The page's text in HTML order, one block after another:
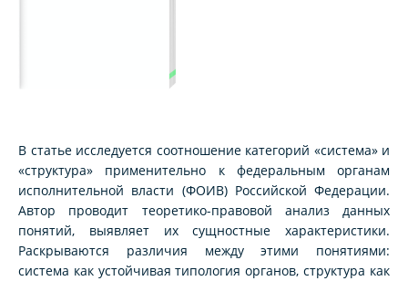
В статье исследуется соотношение категорий «система» и
«структура» применительно к федеральным органам
исполнительной власти (ФОИВ) Российской Федерации.
Автор проводит теоретико-правовой анализ данных
понятий, выявляет их сущностные характеристики.
Раскрываются различия между этими понятиями:
система как устойчивая типология органов, структура как